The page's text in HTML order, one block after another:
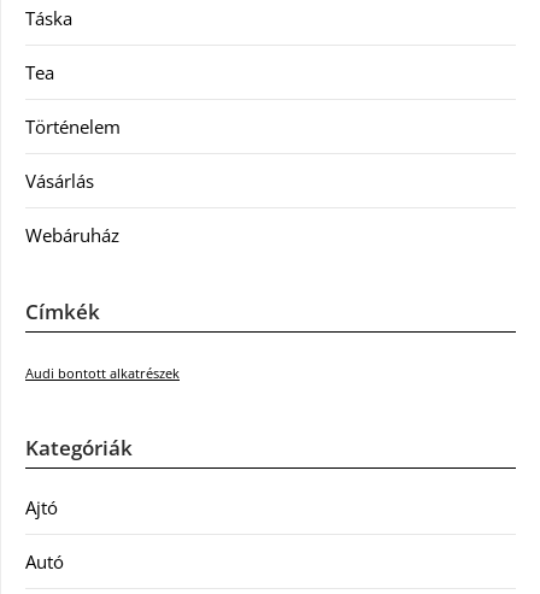
Táska
Tea
Történelem
Vásárlás
Webáruház
Címkék
Audi bontott alkatrészek
Kategóriák
Ajtó
Autó